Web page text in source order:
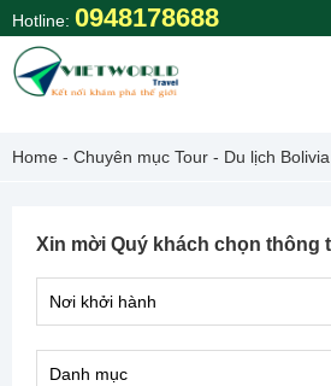
Skip
to
content
Hotline: 0948178688
Home - Chuyên mục Tour - Du lịch Bolivia
Xin mời Quý khách chọn thông